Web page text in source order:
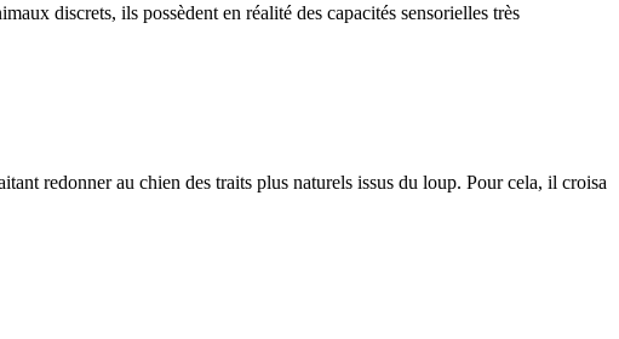
discrets, ils possèdent en réalité des capacités sensorielles très
redonner au chien des traits plus naturels issus du loup. Pour cela, il croisa